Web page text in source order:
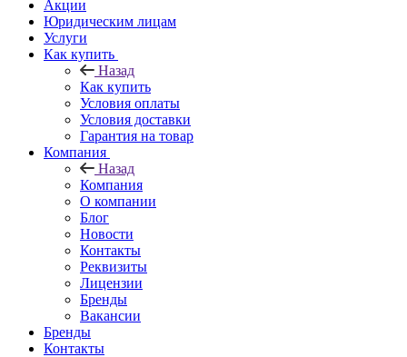
Акции
Юридическим лицам
Услуги
Как купить
Назад
Как купить
Условия оплаты
Условия доставки
Гарантия на товар
Компания
Назад
Компания
О компании
Блог
Новости
Контакты
Реквизиты
Лицензии
Бренды
Вакансии
Бренды
Контакты